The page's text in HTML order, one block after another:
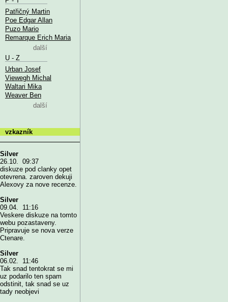
Patřičný Martin
Poe Edgar Allan
Puzo Mario
Remarque Erich Maria
další
U - Z
Urban Josef
Viewegh Michal
Waltari Mika
Weaver Ben
další
vzkazník
Silver
26.10. 09:37
diskuze pod clanky opet
otevrena. zaroven dekuji
Alexovy za nove recenze.
Silver
09.04. 11:16
Veskere diskuze na tomto
webu pozastaveny.
Pripravuje se nova verze
Ctenare.
Silver
06.02. 11:46
Tak snad tentokrat se mi
uz podarilo ten spam
odstinit, tak snad se uz
tady neobjevi